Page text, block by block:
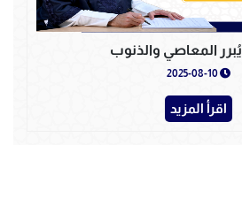
يُبرر المعاصي والذنوب
اقرأ المزيد